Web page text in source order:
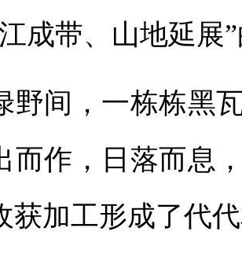
成带、山地延展
，一栋栋黑瓦
而作，日落而息
获加工形成了代